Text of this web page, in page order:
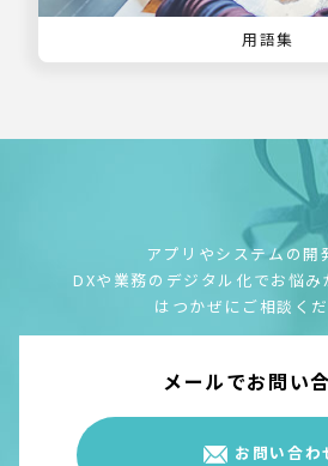
用語集
アプリやシステムの開
DXや業務のデジタル化でお悩み
はつかぜにご相談く
メールでお問い
お問い合わ